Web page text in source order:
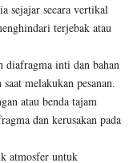
sejajar secara vertikal
terjebak atau
diafragma inti dan bahan
melakukan pesanan.
atau benda tajam
dan kerusakan pada
atmosfer untuk